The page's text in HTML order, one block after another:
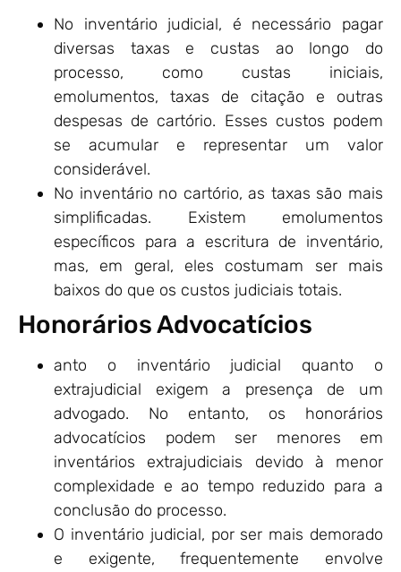
No inventário judicial, é necessário pagar
diversas taxas e custas ao longo do
processo, como custas iniciais,
emolumentos, taxas de citação e outras
despesas de cartório. Esses custos podem
se acumular e representar um valor
considerável.
No inventário no cartório, as taxas são mais
simplificadas. Existem emolumentos
específicos para a escritura de inventário,
mas, em geral, eles costumam ser mais
baixos do que os custos judiciais totais.
Honorários Advocatícios
anto o inventário judicial quanto o
extrajudicial exigem a presença de um
advogado. No entanto, os honorários
advocatícios podem ser menores em
inventários extrajudiciais devido à menor
complexidade e ao tempo reduzido para a
conclusão do processo.
O inventário judicial, por ser mais demorado
e exigente, frequentemente envolve